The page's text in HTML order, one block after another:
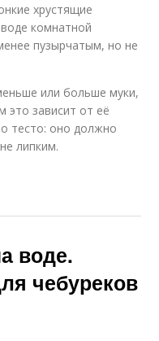
хрустящие
комнатной
пузырчатым, но не
или больше муки,
это зависит от её
тесто: оно должно
липким.
воде.
чебуреков